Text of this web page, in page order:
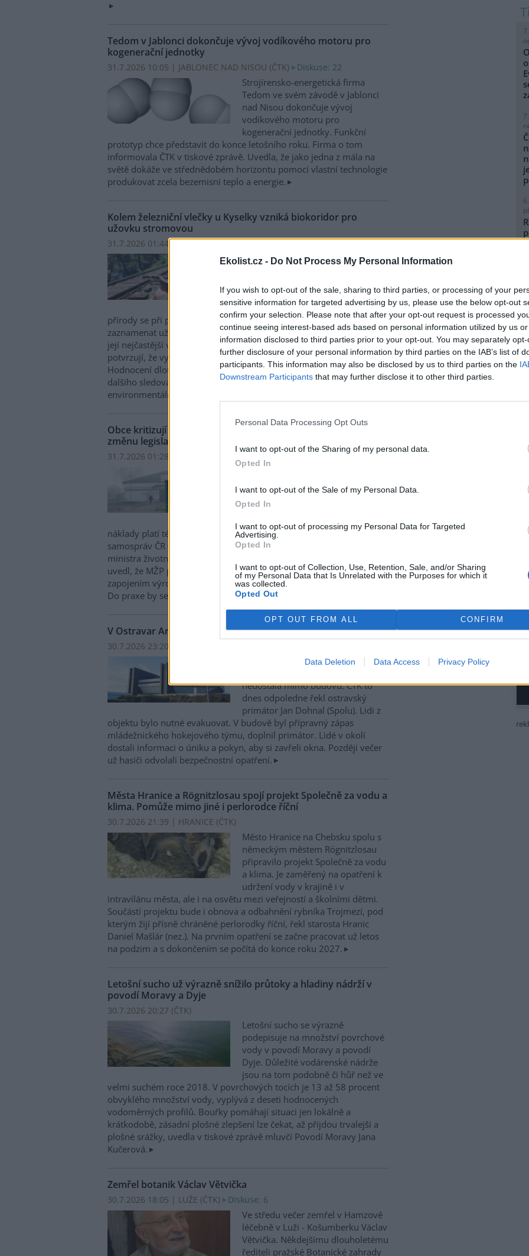
Ekolist.cz - Do Not Process My Personal Information
If you wish to opt-out of the sale, sharing to third parties, or processing of your
sensitive information for targeted advertising by us, please use the below opt-out
confirm your selection. Please note that after your opt-out request is processed
continue seeing interest-based ads based on personal information utilized by us
information disclosed to third parties prior to your opt-out. You may separately
further disclosure of your personal information by third parties on the IAB’s list of
participants. This information may also be disclosed by us to third parties on the
Downstream Participants that may further disclose it to other third parties.
Personal Data Processing Opt Outs
I want to opt-out of the Sharing of my personal data.
Opted In
I want to opt-out of the Sale of my Personal Data.
Opted In
I want to opt-out of processing my Personal Data for Targeted
Advertising.
Opted In
I want to opt-out of Collection, Use, Retention, Sale, and/or Sharing
of my Personal Data that Is Unrelated with the Purposes for which it
was collected.
Opted Out
OPT OUT FROM ALL CONFIRM
Data Deletion Data Access Privacy Policy
Tedom v Jablonci dokončuje vývoj vodíkového motoru pro
kogenerační jednotky
31.7.2026 10:05 | JABLONEC NAD NISOU (ČTK) Diskuse: 22
Strojírensko-energetická firma
Tedom ve svém závodě v Jablonci
nad Nisou dokončuje vývoj
vodíkového motoru pro
kogenerační jednotky. Funkční
prototyp chce představit do konce letošního roku. Firma o tom
informovala ČTK v tiskové zprávě. Uvedla, že jako jedna z mála na
světě dokáže ve střednědobém horizontu pomocí vlastní technologie
produkovat zcela bezemisní teplo a energie.
Kolem železniční vlečky u Kyselky vzniká biokoridor pro
užovku stromovou
31.7.2026 01:44 | KYSELKA (ČTK)
Kolem historické železniční vlečky z
ohroženou užovku stromovou, ale i
další druhy živočichů. Ochráncům
přírody se při pravidelném monitoringu podařilo v lokalitě
zaznamenat už tři jedince kriticky ohrožené užovky stromové, ačkoli
její nejčastější výskyt je kolem Stráže nad Ohří. Pozorování tak
potvrzují, že vytvářené podmínky mohou být pro tento druh vhodné.
Hodnocení dlouhodobého přínosu projektu bude předmětem
dalšího sledování, řekla dnes novinářům specialistka
environmentálních projektů Mattoni Lucie Štefanská.
Obce kritizují drahý svoz textilního odpadu, MŽP chystá
změnu legislativy
31.7.2026 01:28 (
Obce se potýkají s rostoucími
Aktuální nastavení vnímají jako
nehotové, nefinancované a
systémově nefunkční, protože
náklady platí téměř výhradně samosprávy, uvedlo Sdružení místních
samospráv ČR (SMS ČR). Na tuto skutečnost sdružení upozornilo také
ministra životního prostředí Igora Červeného (Motoristé). Červený
uvedl, že MŽP připravuje změnu legislativy, která počítá s finančním
zapojením výrobců do sběru, recyklace a ekologické likvidace textilu.
Do praxe by se měla promítnout od dubna 2028.
V Ostravar Aréně unikl čpavek, hasiči evakuovali budovu
30.7.2026 23:20 | OSTRAVA (
V ostravské multifunkční Ostravar
nedostala mimo budovu. ČTK to
dnes odpoledne řekl ostravský
primátor Jan Dohnal (Spolu). Lidi z
objektu bylo nutné evakuovat. V budově byl přípravný zápas
mládežnického hokejového týmu, doplnil primátor. Lidé v okolí
dostali informaci o úniku a pokyn, aby si zavřeli okna. Později večer
už hasiči odvolali bezpečnostní opatření.
Města Hranice a Rögnitzlosau spojí projekt Společně za vodu a
klima. Pomůže mimo jiné i perlorodce říční
30.7.2026 21:39 | HRANICE (ČTK)
Město Hranice na Chebsku spolu s
německým městem Rögnitzlosau
připravilo projekt Společně za vodu
a klima. Je zaměřený na opatření k
udržení vody v krajině i v
intravilánu města, ale i na osvětu mezi veřejností a školními dětmi.
Součástí projektu bude i obnova a odbahnění rybníka Trojmezí, pod
kterým žijí přísně chráněné perlorodky říční, řekl starosta Hranic
Daniel Mašlár (nez.). Na prvním opatření se začne pracovat už letos
na podzim a s dokončením se počítá do konce roku 2027.
Letošní sucho už výrazně snížilo průtoky a hladiny nádrží v
povodí Moravy a Dyje
30.7.2026 20:27 (ČTK)
Letošní sucho se výrazně
podepisuje na množství povrchové
vody v povodí Moravy a povodí
Dyje. Důležité vodárenské nádrže
jsou na tom podobně či hůř než ve
velmi suchém roce 2018. V povrchových tocích je 13 až 58 procent
obvyklého množství vody, vyplývá z deseti hodnocených
vodoměrných profilů. Bouřky pomáhají situaci jen lokálně a
krátkodobě, zásadní plošné zlepšení lze čekat, až přijdou trvalejší a
plošné srážky, uvedla v tiskové zprávě mluvčí Povodí Moravy Jana
Kučerová.
Zemřel botanik Václav Větvička
30.7.2026 18:05 | LUŽE (ČTK) Diskuse: 6
Ve středu večer zemřel v Hamzově
léčebně v Luži - Košumberku Václav
Větvička. Někdejšímu dlouholetému
řediteli pražské Botanické zahrady